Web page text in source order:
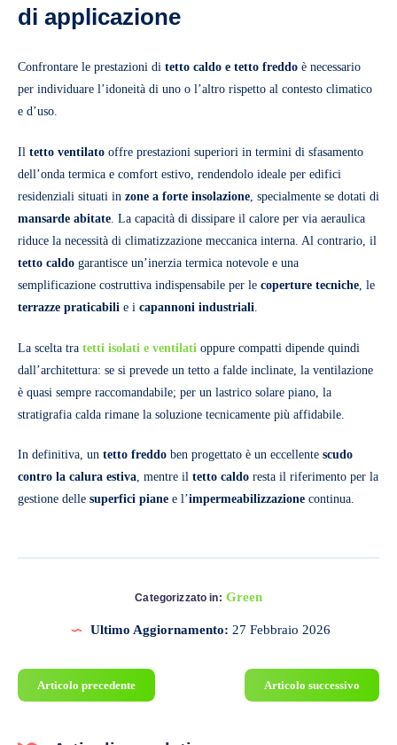
di applicazione
Confrontare le prestazioni di tetto caldo e tetto freddo è necessario
per individuare l’idoneità di uno o l’altro rispetto al contesto climatico
e d’uso.
Il tetto ventilato offre prestazioni superiori in termini di sfasamento
dell’onda termica e comfort estivo, rendendolo ideale per edifici
residenziali situati in zone a forte insolazione , specialmente se dotati di
mansarde abitate . La capacità di dissipare il calore per via aeraulica
riduce la necessità di climatizzazione meccanica interna. Al contrario, il
tetto caldo garantisce un’inerzia termica notevole e una
semplificazione costruttiva indispensabile per le coperture tecniche , le
terrazze praticabili e i capannoni industriali
La scelta tra tetti isolati e ventilati oppure compatti dipende quindi
dall’architettura: se si prevede un tetto a falde inclinate, la ventilazione
è quasi sempre raccomandabile; per un lastrico solare piano, la
stratigrafia calda rimane la soluzione tecnicamente più affidabile.
In definitiva, un tetto freddo ben progettato è un eccellente scudo
contro la calura estiva, mentre il tetto caldo resta il riferimento per la
gestione delle superfici piane e l’impermeabilizzazione continua.
Categorizzato in: Green
Ultimo Aggiornamento: 27 Febbraio 2026
Articolo precedente Articolo successivo